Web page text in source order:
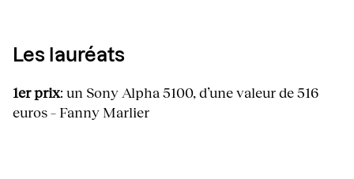
Les lauréats
1er prix: un Sony Alpha 5100, d’une valeur de 516
euros – Fanny Marlier